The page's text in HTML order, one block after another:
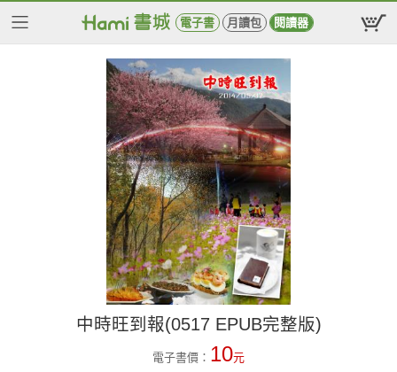
電子書 月讀包 閱讀器
中時旺到報(0517 EPUB完整版)
電子書價： 10元